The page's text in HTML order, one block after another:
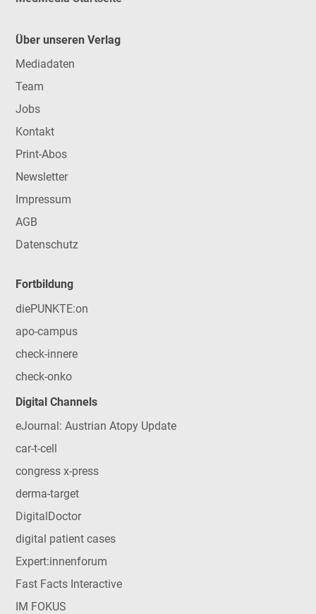
Über unseren Verlag
Mediadaten
Team
Jobs
Kontakt
Print-Abos
Newsletter
Impressum
AGB
Datenschutz
Fortbildung
diePUNKTE:on
apo-campus
check-innere
check-onko
Digital Channels
eJournal: Austrian Atopy Update
car-t-cell
congress x-press
derma-target
DigitalDoctor
digital patient cases
Expert:innenforum
Fast Facts Interactive
IM FOKUS